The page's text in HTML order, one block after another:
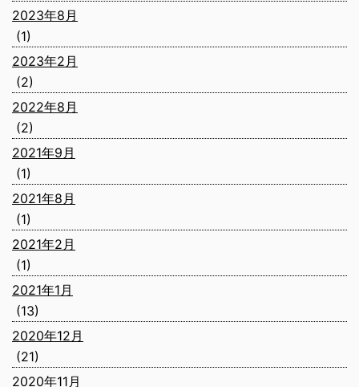
2023年8月
(1)
2023年2月
(2)
2022年8月
(2)
2021年9月
(1)
2021年8月
(1)
2021年2月
(1)
2021年1月
(13)
2020年12月
(21)
2020年11月